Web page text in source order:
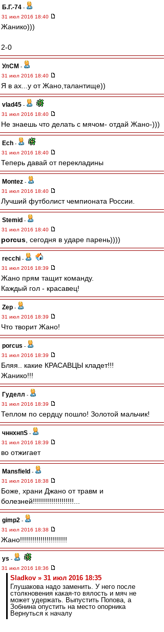
Б.Г.-74 -
31 июл 2016 18:40
Жанико)))
2-0
УлСМ -
31 июл 2016 18:40
Я в ах...у от Жано,талантище))
vlad45 -
31 июл 2016 18:40
Не знаешь что делать с мячом- отдай Жано-)))
Ech -
31 июл 2016 18:40
Теперь давай от перекладины
Montez -
31 июл 2016 18:40
Лучший футболист чемпионата России.
Stemid -
31 июл 2016 18:40
porcus , сегодня в ударе парень))))
recchi -
31 июл 2016 18:39
Жано прям тащит команду.
Каждый гол - красавец!
Zep -
31 июл 2016 18:39
Что творит Жано!
porcus -
31 июл 2016 18:39
Бляя.. какие КРАСАВЦЫ кладет!!!
Жанико!!!
Гуделл -
31 июл 2016 18:39
Теплом по сердцу пошло! Золотой мальчик!
чннхнпS -
31 июл 2016 18:39
во отжигает
Mansfield -
31 июл 2016 18:38
Боже, храни Джано от травм и
болезней!!!!!!!!!!!!!!!!!!!!...
gimp2 -
31 июл 2016 18:38
Жано!!!!!!!!!!!!!!!!!!!!!!!
ys -
31 июл 2016 18:36
Sladkov » 31 июл 2016 18:35
Глушакова надо заменить. У него после
столкновения какая-то вялость и мяч не
может удержать. Выпустить Попова, а
Зобнина опустить на место опорника
Вернуться к началу